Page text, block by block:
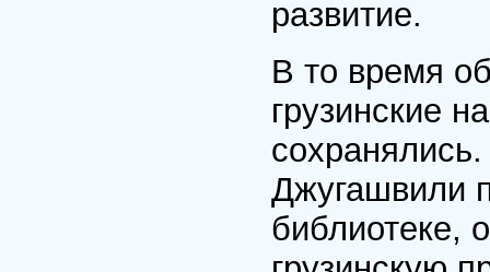
развитие.
В то время
грузинские
Джугашвили
библиотеке,